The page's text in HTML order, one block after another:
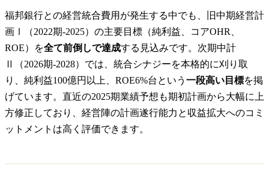
福邦銀行との経営統合費用が発生する中でも、旧中期経営計
画Ⅰ（2022期-2025）の主要目標（純利益、コアOHR、
ROE）を全て前倒しで達成する見込みです。次期中計
Ⅱ（2026期-2028）では、統合シナジーを本格的に刈り取
り、純利益100億円以上、ROE6%台という 一段高い目標を掲
げています。直近の2025期業績予想も期初計画から大幅に上
方修正しており、経営陣の計画遂行能力と収益拡大へのコミ
ットメントは高く評価できます。